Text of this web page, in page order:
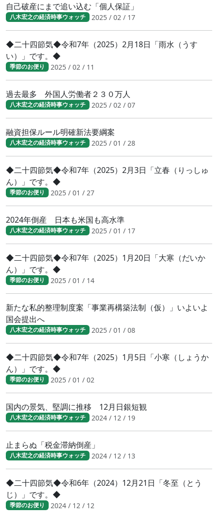
自己破産にまで追い込む「個人保証」
八木宏之の経済時事ウォッチ 2025 / 02 / 17
◆二十四節気◆令和7年（2025）2月18日「雨水（うす
い）」です。◆
季節のお便り 2025 / 02 / 11
過去最多 外国人労働者２３０万人
八木宏之の経済時事ウォッチ 2025 / 02 / 07
融資担保ルール明確新法要綱案
八木宏之の経済時事ウォッチ 2025 / 01 / 28
◆二十四節気◆令和7年（2025）2月3日「立春（りっしゅ
ん）」です。◆
季節のお便り 2025 / 01 / 27
2024年倒産 日本も米国も高水準
八木宏之の経済時事ウォッチ 2025 / 01 / 17
◆二十四節気◆令和7年（2025）1月20日「大寒（だいか
ん）」です。◆
季節のお便り 2025 / 01 / 14
新たな私的整理制度案「事業再構築法制（仮）」いよいよ
国会提出へ
八木宏之の経済時事ウォッチ 2025 / 01 / 08
◆二十四節気◆令和7年（2025）1月5日「小寒（しょうか
ん）」です。◆
季節のお便り 2025 / 01 / 02
国内の景気、堅調に推移 12月日銀短観
八木宏之の経済時事ウォッチ 2024 / 12 / 19
止まらぬ「税金滞納倒産」
八木宏之の経済時事ウォッチ 2024 / 12 / 13
◆二十四節気◆令和6年（2024）12月21日「冬至（とう
じ）」です。◆
季節のお便り 2024 / 12 / 12